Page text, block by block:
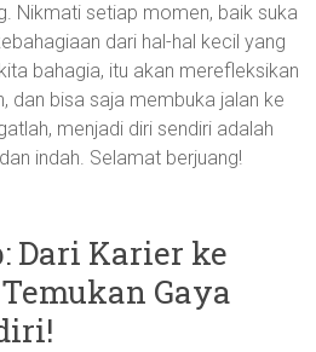
Nikmati setiap momen, baik suka
dari hal-hal kecil yang
bahagia, itu akan merefleksikan
dan bisa saja membuka jalan ke
menjadi diri sendiri adalah
indah. Selamat berjuang!
Dari Karier ke
Gaya